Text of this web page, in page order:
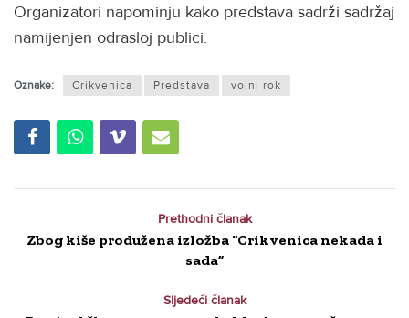
Organizatori napominju kako predstava sadrži sadržaj
namijenjen odrasloj publici.
Oznake: Crikvenica Predstava vojni rok
Prethodni članak
Zbog kiše produžena izložba “Crikvenica nekada i
sada”
Sljedeći članak